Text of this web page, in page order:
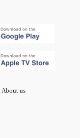
About us